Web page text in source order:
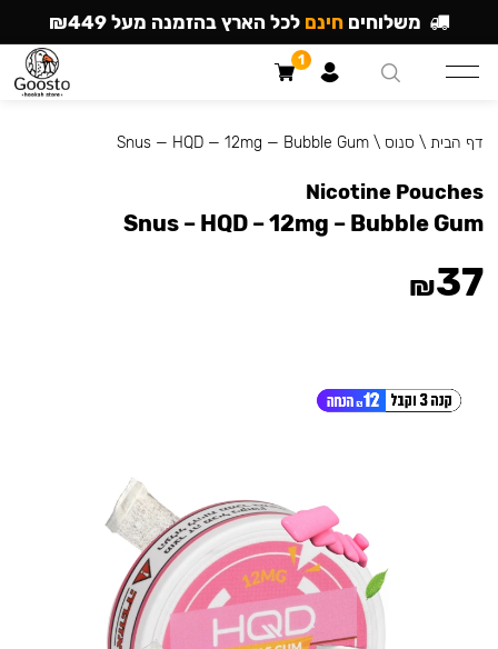
דף הבית \ סנוס \
Snus — HQD — 12mg — Bubble Gum
Nicotine Pouches
Snus – HQD – 12mg – Bubble Gum
₪37
משלוחים חינם לכל הארץ בהזמנה מעל ₪449
1